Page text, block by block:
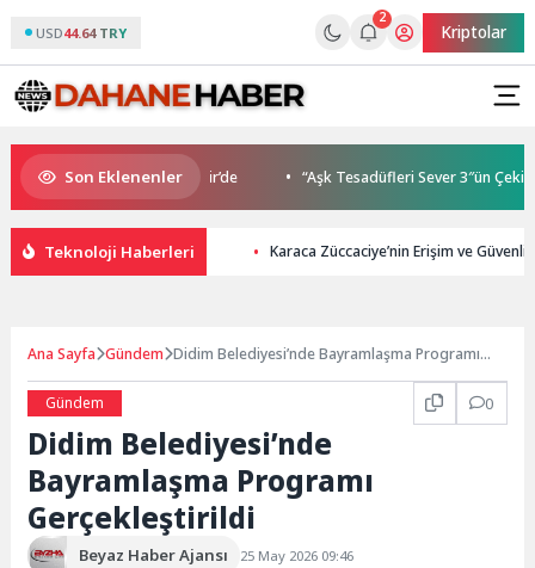
USD44.64 TRY
2
Kriptolar
Son Eklenenler
Buluşmaları gençleri İzmir’de “Aşk Tesadüfleri Sever 3″ün
Teknoloji Haberleri Karaca Züccaciye’nin Erişim ve
Ana Sayfa Gündem Didim Belediyesi’nde Bayramlaşma Programı
Gündem
0
Didim Belediyesi’nde
Bayramlaşma Programı
Gerçekleştirildi
Beyaz Haber Ajansı
25 May 2026 09:46